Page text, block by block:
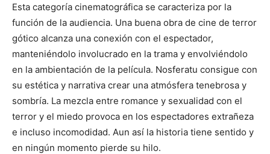
Esta categoría cinematográfica se caracteriza por la
función de la audiencia. Una buena obra de cine de terror
gótico alcanza una conexión con el espectador,
manteniéndolo involucrado en la trama y envolviéndolo
en la ambientación de la película. Nosferatu consigue con
su estética y narrativa crear una atmósfera tenebrosa y
sombría. La mezcla entre romance y sexualidad con el
terror y el miedo provoca en los espectadores extrañeza
e incluso incomodidad. Aun así la historia tiene sentido y
en ningún momento pierde su hilo.